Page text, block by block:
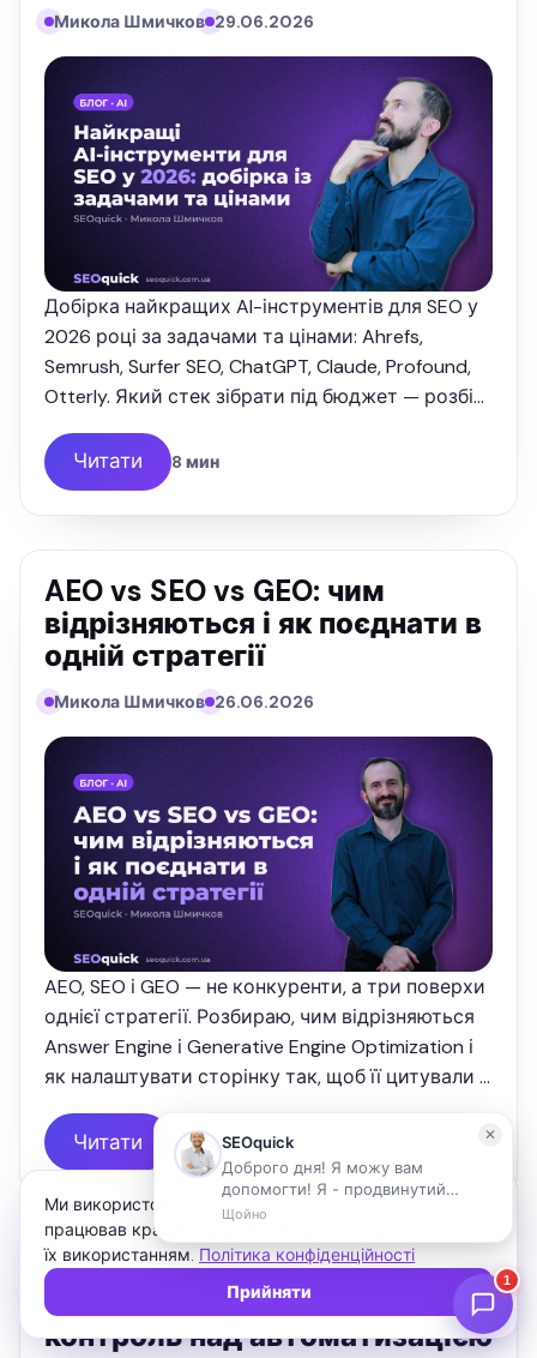
Микола Шмичков 29.06.2026
Добірка найкращих AI-інструментів для SEO у
2026 році за задачами та цінами: Ahrefs,
Semrush, Surfer SEO, ChatGPT, Claude, Profound,
Otterly. Який стек зібрати під бюджет — розбір
Читати 8 мин
AEO vs SEO vs GEO: чим
відрізняються і як поєднати в
одній стратегії
Микола Шмичков 26.06.2026
AEO, SEO і GEO — не конкуренти, а три поверхи
однієї стратегії. Розбираю, чим відрізняються
Answer Engine і Generative Engine Optimization і
як налаштувати сторінку так, щоб її цитували і
Google, і ChatGPT.
Читати 6 мин
Performance Max у 2026:
налаштування, фіди та
контроль над автоматизацією
Ми використовуємо файли cookie, щоб сайт
працював краще. Продовжуючи, ви погоджуєтеся з
їх використанням. Політика конфіденційності
Прийняти